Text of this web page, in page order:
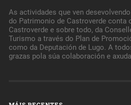
As actividades que ven
do Patrimonio de Castroverde conta
Castroverde e sobre todo, da
Turismo a través do Plan de
como da Deputación de Lugo. A
grazas pola súa colaboración e